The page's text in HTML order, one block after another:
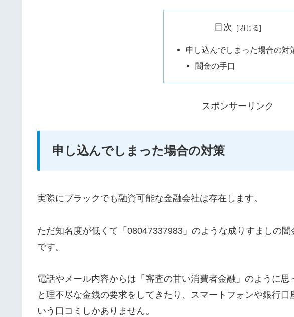
目次
申し込んでしまった場合の対
闇金の手口
スポンサーリンク
申し込んでしまった場合の対策
実際にブラックでも融資可能な金融会社は存在します。
ただ知名度が低くて「08047337983」のような成りすましの
です。
電話やメール内容からは「審査の甘い消費者金融」のように
と理不尽な金銭の要求をしてきたり、スマートフォンや銀行
いう口コミしかありません。